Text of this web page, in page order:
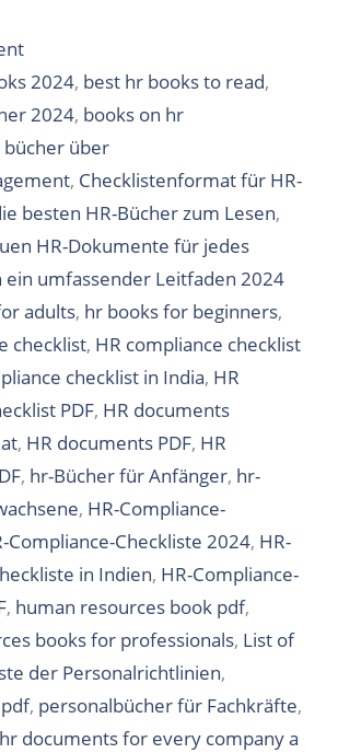
2024, best hr books to read,
2024, books on hr
bücher über
, Checklistenformat für HR-
besten HR-Bücher zum Lesen,
HR-Dokumente für jedes
umfassender Leitfaden 2024
adults, hr books for beginners,
checklist, HR compliance checklist
checklist in India, HR
PDF, HR documents
, HR documents PDF, HR
, hr-Bücher für Anfänger, hr-
, HR-Compliance-
Compliance-Checkliste 2024, HR-
in Indien, HR-Compliance-
, human resources book pdf,
books for professionals, List of
der Personalrichtlinien,
, personalbücher für Fachkräfte,
documents for every company a